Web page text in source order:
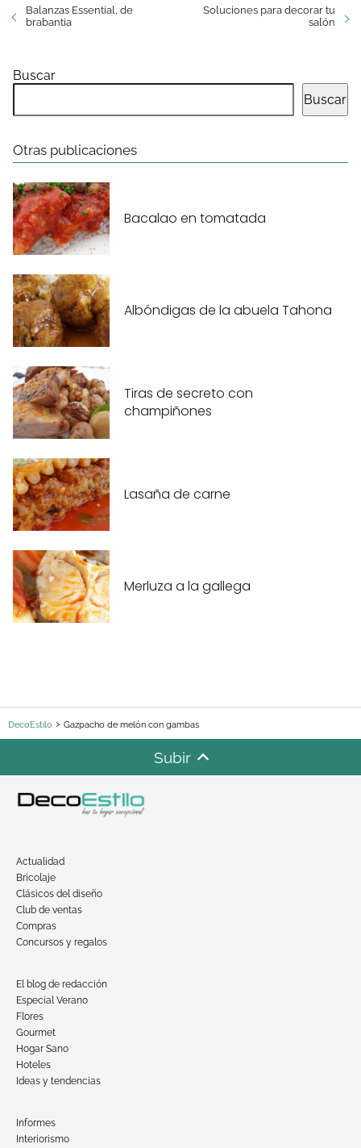
Balanzas Essential, de
brabantia
Soluciones para decorar tu
salón
Buscar
Buscar
Otras publicaciones
Bacalao en tomatada
Albóndigas de la abuela Tahona
Tiras de secreto con
champiñones
Lasaña de carne
Merluza a la gallega
DecoEstilo Gazpacho de melón con gambas
Subir
Actualidad
Bricolaje
Clásicos del diseño
Club de ventas
Compras
Concursos y regalos
El blog de redacción
Especial Verano
Flores
Gourmet
Hogar Sano
Hoteles
Ideas y tendencias
Informes
Interiorismo